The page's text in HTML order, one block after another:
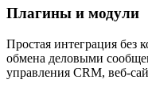
Плагины и модули
Простая интеграция без
обмена деловыми
управления CRM, веб-